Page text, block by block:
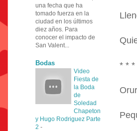
* * *
una fecha que ha
tomado fuerza en la
ciudad en los últimos
diez años. Para
conocer el impacto de
San Valent...
Bodas
Video
Fiesta de
la Boda
de
Soledad
Chapeton
y Hugo Rodriguez Parte
2 -